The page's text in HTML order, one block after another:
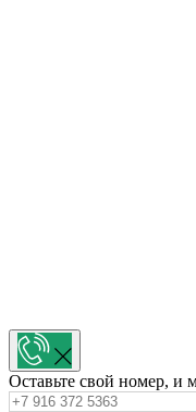
Оставьте свой номер, и